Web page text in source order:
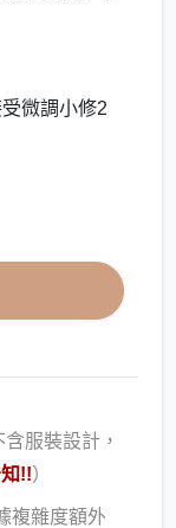
微調小修2
服裝設計，
!!）
複雜度額外